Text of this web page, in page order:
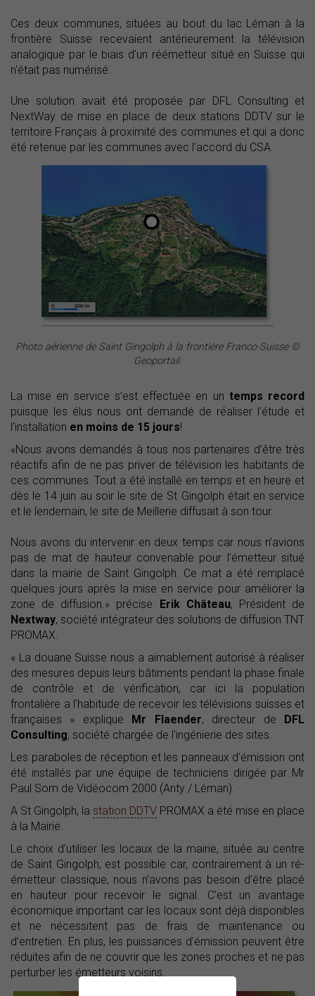
Ces deux communes, situées au bout du lac Léman à la
frontière Suisse recevaient antérieurement la télévision
analogique par le biais d'un réémetteur situé en Suisse qui
n'était pas numérisé.
Une solution avait été proposée par DFL Consulting et
NextWay de mise en place de deux stations DDTV sur le
territoire Français à proximité des communes et qui a donc
été retenue par les communes avec l'accord du CSA.
Photo aérienne de Saint Gingolph à la frontière Franco-Suisse ©
Geoportail.
La mise en service s’est effectuée en un temps record
puisque les élus nous ont demandé de réaliser l’étude et
l’installation en moins de 15 jours!
«Nous avons demandés à tous nos partenaires d’être très
réactifs afin de ne pas priver de télévision les habitants de
ces communes. Tout a été installé en temps et en heure et
dès le 14 juin au soir le site de St Gingolph était en service
et le lendemain, le site de Meillerie diffusait à son tour.
Nous avons du intervenir en deux temps car nous n’avions
pas de mat de hauteur convenable pour l’émetteur situé
dans la mairie de Saint Gingolph. Ce mat a été remplacé
quelques jours après la mise en service pour améliorer la
zone de diffusion.» précise
Erik Château, Président de
Nextway, société intégrateur des solutions de diffusion TNT
PROMAX.
« La douane Suisse nous a aimablement autorisé à réaliser
des mesures depuis leurs bâtiments pendant la phase finale
de contrôle et de vérification, car ici la population
frontalière a l’habitude de recevoir les télévisions suisses et
françaises » explique
Mr Flaender, directeur de
DFL
Consulting, société chargée de l'ingénierie des sites.
Les paraboles de réception et les panneaux d’émission ont
été installés par une équipe de techniciens dirigée par Mr
Paul Som de Vidéocom 2000 (Anty / Léman).
A St Gingolph, la station DDTV PROMAX a été mise en place
à la Mairie.
Le choix d’utiliser les locaux de la mairie, située au centre
de Saint Gingolph, est possible car, contrairement à un ré-
émetteur classique, nous n’avons pas besoin d’être placé
en hauteur pour recevoir le signal. C’est un avantage
économique important car les locaux sont déjà disponibles
et ne nécessitent pas de frais de maintenance ou
d’entretien. En plus, les puissances d’émission peuvent être
réduites afin de ne couvrir que les zones proches et ne pas
perturber les émetteurs voisins.